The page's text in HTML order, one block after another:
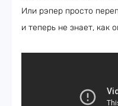
Или рэпер просто
и теперь не знает, как